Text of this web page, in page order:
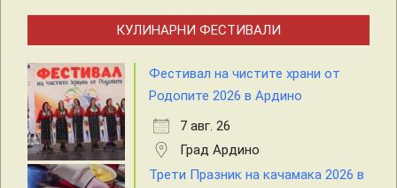
КУЛИНАРНИ ФЕСТИВАЛИ
Фестивал на чистите храни от
Родопите 2026 в Ардино
7 авг. 26
Град Ардино
Трети Празник на качамака 2026 в